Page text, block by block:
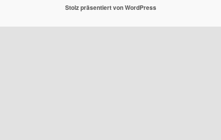
Stolz präsentiert von WordPress